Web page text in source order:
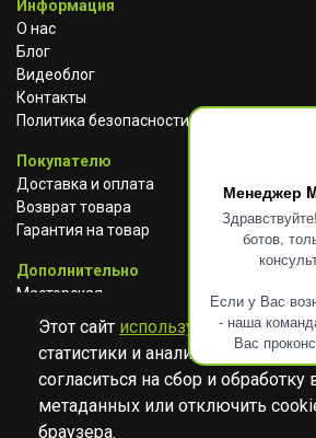
Менеджер
ботов,
Если у Вас
- наша
Вас
Информация
О нас
Блог
Видеоблог
Контакты
Политика безопасности
Покупателю
Доставка и оплата
Возврат товара
Гарантия на товар
Дополнительно
Мастерская
Сотрудничество
АВИТО
YOUTUBE
Этот сайт использует cookies для
статистики и анализа работы
согласиться на сбор и обработку
метаданных или отключить
браузера.